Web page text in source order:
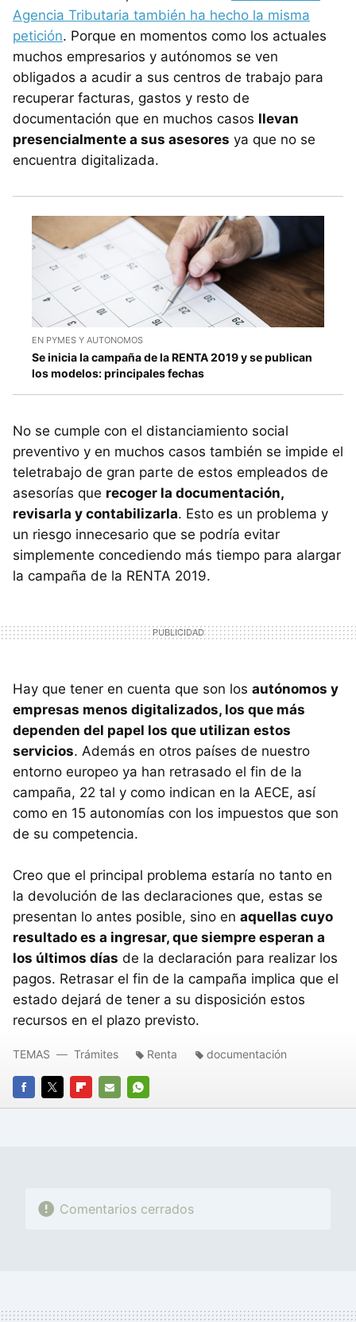
Agencia Tributaria también ha hecho la misma
petición. Porque en momentos como los actuales
muchos empresarios y autónomos se ven
obligados a acudir a sus centros de trabajo para
recuperar facturas, gastos y resto de
documentación que en muchos casos llevan
presencialmente a sus asesores ya que no se
encuentra digitalizada.
EN PYMES Y AUTONOMOS
Se inicia la campaña de la RENTA 2019 y se publican
los modelos: principales fechas
No se cumple con el distanciamiento social
preventivo y en muchos casos también se impide el
teletrabajo de gran parte de estos empleados de
asesorías que recoger la documentación,
revisarla y contabilizarla. Esto es un problema y
un riesgo innecesario que se podría evitar
simplemente concediendo más tiempo para alargar
la campaña de la RENTA 2019.
Hay que tener en cuenta que son los autónomos y
empresas menos digitalizados, los que más
dependen del papel los que utilizan estos
servicios. Además en otros países de nuestro
entorno europeo ya han retrasado el fin de la
campaña, 22 tal y como indican en la AECE, así
como en 15 autonomías con los impuestos que son
de su competencia.
Creo que el principal problema estaría no tanto en
la devolución de las declaraciones que, estas se
presentan lo antes posible, sino en aquellas cuyo
resultado es a ingresar, que siempre esperan a
los últimos días de la declaración para realizar los
pagos. Retrasar el fin de la campaña implica que el
estado dejará de tener a su disposición estos
recursos en el plazo previsto.
FACEBOOK
TWITTERFLIPBOARD
E-
WHATSAPP
TEMAS Trámites Renta documentación
Comentarios cerrados